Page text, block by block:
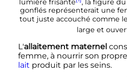
gonflés représenterait une
tout juste accouché comme
large et
L'allaitement maternel
femme, à nourrir son
lait produit par les seins.